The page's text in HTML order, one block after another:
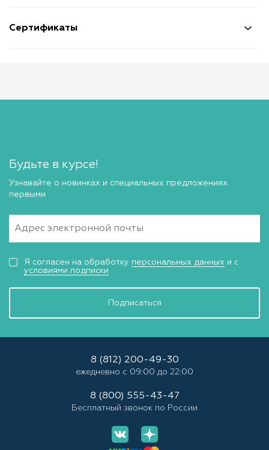
Сертификаты
Будьте в курсе!
Узнавайте о новинках и специальных предложениях
первыми
Подписаться
Я согласен на обработку персональных данных и с
условиями подписки
8 (812) 200-49-30
ежедневно с 09:00 до 22:00
8 (800) 555-43-47
Бесплатный звонок по России